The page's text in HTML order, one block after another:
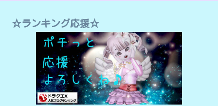
☆ランキング応援☆